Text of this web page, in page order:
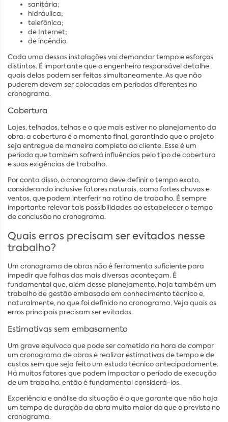
sanitária;
hidráulica;
telefônica;
de Internet;
de incêndio.
Cada uma dessas instalações vai demandar tempo e esforços
distintos. É importante que o engenheiro responsável detalhe
quais delas podem ser feitas simultaneamente. As que não
puderem devem ser colocadas em períodos diferentes no
cronograma.
Cobertura
Lajes, telhados, telhas e o que mais estiver no planejamento da
obra: a cobertura é o momento final, garantindo que o projeto
seja entregue de maneira completa ao cliente. Esse é um
período que também sofrerá influências pelo tipo de cobertura
e suas exigências de trabalho.
Por conta disso, o cronograma deve definir o tempo exato,
considerando inclusive fatores naturais, como fortes chuvas e
ventos, que podem interferir na rotina de trabalho. É sempre
importante relevar tais possibilidades ao estabelecer o tempo
de conclusão no cronograma.
Quais erros precisam ser evitados nesse
trabalho?
Um cronograma de obras não é ferramenta suficiente para
impedir que falhas das mais diversas aconteçam. É
fundamental que, além desse planejamento, haja também um
trabalho de gestão embasado em conhecimento técnico e,
naturalmente, no que foi definido no cronograma. Veja quais os
erros principais precisam ser evitados.
Estimativas sem embasamento
Um grave equívoco que pode ser cometido na hora de compor
um cronograma de obras é realizar estimativas de tempo e de
custos sem que seja feito um estudo técnico antecipadamente.
Há muitos fatores que podem impactar o período de execução
de um trabalho, então é fundamental considerá-los.
Experiência e análise da situação é o que garante que não haja
um tempo de duração da obra muito maior do que o previsto no
cronograma.